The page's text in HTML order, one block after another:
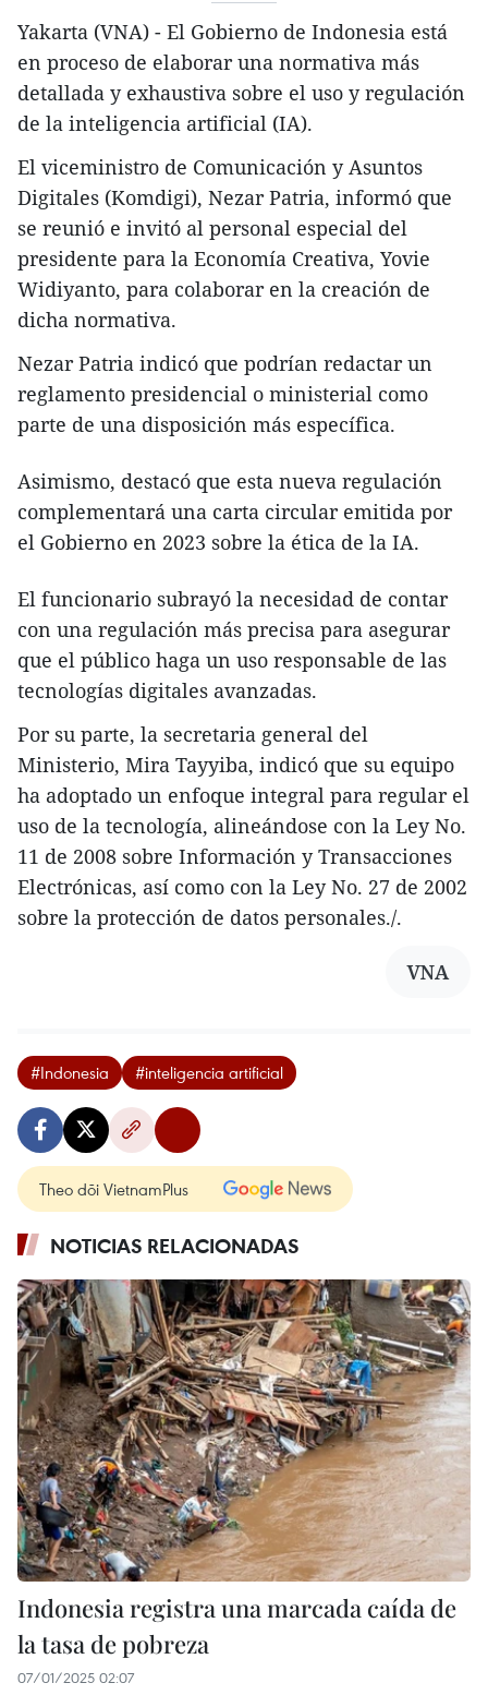
Yakarta (VNA) - El Gobierno de Indonesia está
en proceso de elaborar una normativa más
detallada y exhaustiva sobre el uso y regulación
de la inteligencia artificial (IA).
El viceministro de Comunicación y Asuntos
Digitales (Komdigi), Nezar Patria, informó que
se reunió e invitó al personal especial del
presidente para la Economía Creativa, Yovie
Widiyanto, para colaborar en la creación de
dicha normativa.
Nezar Patria indicó que podrían redactar un
reglamento presidencial o ministerial como
parte de una disposición más específica.
Asimismo, destacó que esta nueva regulación
complementará una carta circular emitida por
el Gobierno en 2023 sobre la ética de la IA.
El funcionario subrayó la necesidad de contar
con una regulación más precisa para asegurar
que el público haga un uso responsable de las
tecnologías digitales avanzadas.
Por su parte, la secretaria general del
Ministerio, Mira Tayyiba, indicó que su equipo
ha adoptado un enfoque integral para regular el
uso de la tecnología, alineándose con la Ley No.
11 de 2008 sobre Información y Transacciones
Electrónicas, así como con la Ley No. 27 de 2002
sobre la protección de datos personales./.
VNA
#Indonesia #inteligencia artificial
Theo dõi VietnamPlus
NOTICIAS RELACIONADAS
Indonesia registra una marcada caída de
la tasa de pobreza
07/01/2025 02:07